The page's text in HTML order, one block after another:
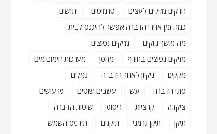
חרקים מזיקים לעצים
טרמיטים
יתושים
כמה זמן אחרי הדברה אפשר להיכנס לבית
מה מושך ג'וקים
מזיקים נפוצים
מזיקים נפוצים בחורף
מחסן
מערכות חימום מים
מקקים
ניקיון לאחר הדברה
נמלים
סוגי הדברה
עש עשבים שוטים
פרעושים
ציקדה
קרציות ריסוס
שיטות הדברה
תיקן
תיקן גרמני תיקנים תירפס השמש